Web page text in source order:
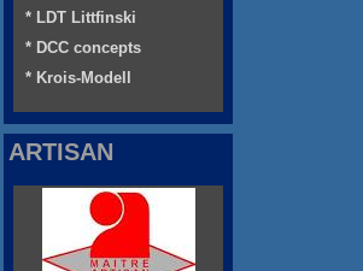
* LDT Littfinski
* DCC concepts
* Krois-Modell
ARTISAN